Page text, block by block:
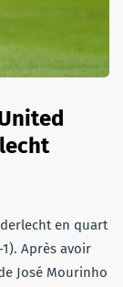
en quart
Après avoir
José Mourinho